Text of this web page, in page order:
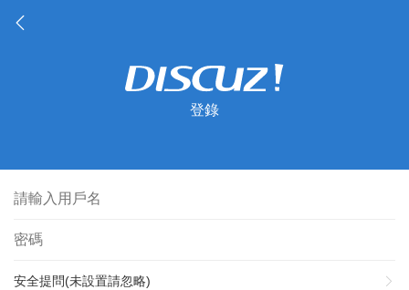
登錄
安全提問(未設置請忽略)